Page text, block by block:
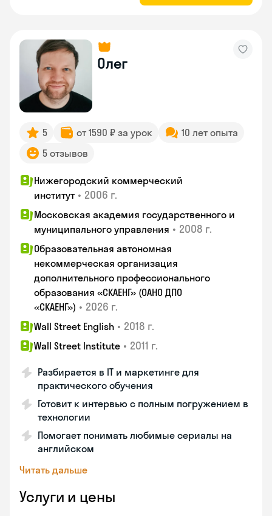
Олег
5 от 1590 ₽ за урок
10 лет опыта
5 отзывов
Нижегородский коммерческий
институт • 2006 г.
Московская академия государственного и
муниципального управления • 2008 г.
Образовательная автономная
некоммерческая организация
дополнительного профессионального
образования «СКАЕНГ» (ОАНО ДПО
«СКАЕНГ») • 2026 г.
Wall Street English • 2018 г.
Wall Street Institute • 2011 г.
Разбирается в IT и маркетинге для
практического обучения
Готовит к интервью с полным погружением в
технологии
Помогает понимать любимые сериалы на
английском
Читать дальше
Услуги и цены